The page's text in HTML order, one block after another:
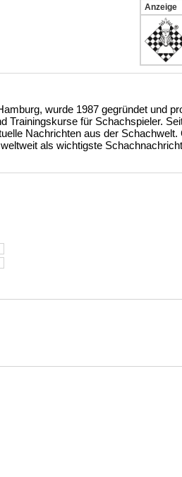
Anzeige
wurde 1987 gegründet und
Trainingskurse für Schachspieler.
Nachrichten aus der
als wichtigste